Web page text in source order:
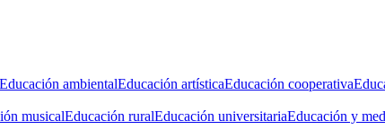
Educación ambientalEducación artísticaEducación cooperativa
musicalEducación ruralEducación universitariaEducación y